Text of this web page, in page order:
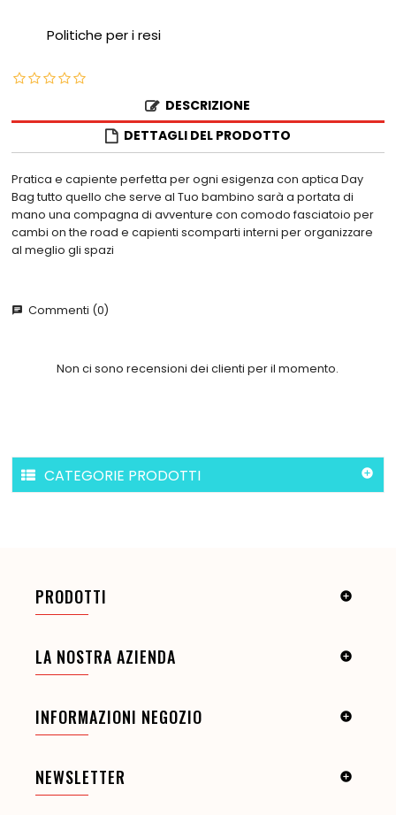
Politiche per i resi
DESCRIZIONE
DETTAGLI DEL PRODOTTO
Pratica e capiente perfetta per ogni esigenza con aptica Day
Bag tutto quello che serve al Tuo bambino sarà a portata di
mano una compagna di avventure con comodo fasciatoio per
cambi on the road e capienti scomparti interni per organizzare
al meglio gli spazi
chat Commenti (0)
Non ci sono recensioni dei clienti per il momento.
CATEGORIE PRODOTTI 
PRODOTTI 
LA NOSTRA AZIENDA 
INFORMAZIONI NEGOZIO 
NEWSLETTER 